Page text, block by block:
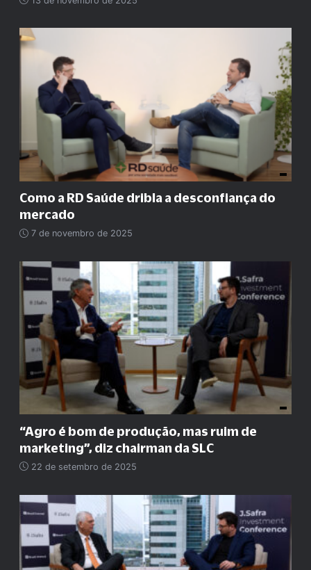
Como a RD Saúde dribla a desconfiança do
mercado
7 de novembro de 2025
“Agro é bom de produção, mas ruim de
marketing”, diz chairman da SLC
22 de setembro de 2025